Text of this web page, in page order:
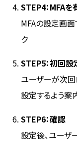
STEP4：MFAを
MFAの設定画面
ク
STEP5：初回
ユーザーが次回
設定するよう案
STEP6：確認
設定後、ユーザ